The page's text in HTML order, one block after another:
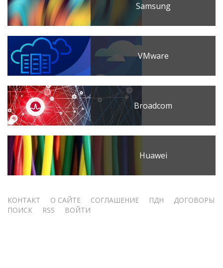
Samsung
VMware
Broadcom
Huawei
Меню
КОНТАКТ О САЙТЕ СОГЛАШЕНИЕ ПДН
ДОГОВОРЫ
ПОИСК
RSS ВОЙТИ